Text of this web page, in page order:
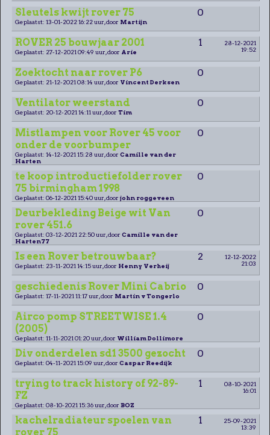
Sleutels kwijt rover 75 0
Geplaatst: 13-01-2022 16:22 uur, door Martijn
ROVER 25 bouwjaar 2001 1
28-12-2021
19:52
Geplaatst: 27-12-2021 09:49 uur, door Arie
Zoektocht naar rover P6 0
Geplaatst: 21-12-2021 08:14 uur, door Vincent Derksen
Ventilator weerstand 0
Geplaatst: 20-12-2021 14:11 uur, door Tim
Mistlampen voor Rover 45 voor
onder de voorbumper
0
Geplaatst: 14-12-2021 15:28 uur, door Camille van der
Harten
te koop introductiefolder rover
75 birmingham 1998
0
Geplaatst: 06-12-2021 15:40 uur, door john roggeveen
Deurbekleding Beige wit Van
rover 451.6
0
Geplaatst: 03-12-2021 22:50 uur, door Camille van der
Harten77
Is een Rover betrouwbaar? 2
12-12-2022
21:03
Geplaatst: 23-11-2021 14:15 uur, door Henny Verheij
geschiedenis Rover Mini Cabrio 0
Geplaatst: 17-11-2021 11:17 uur, door Martin v Tongerlo
Airco pomp STREETWISE 1.4
(2005)
0
Geplaatst: 11-11-2021 01:20 uur, door William Dollimore
Div onderdelen sd1 3500 gezocht 0
Geplaatst: 04-11-2021 15:09 uur, door Caspar Reedijk
trying to track history of 92-89-
FZ
1
08-10-2021
16:01
Geplaatst: 08-10-2021 15:36 uur, door BOZ
kachelradiateur spoelen van
rover 75
1
25-09-2021
13:39